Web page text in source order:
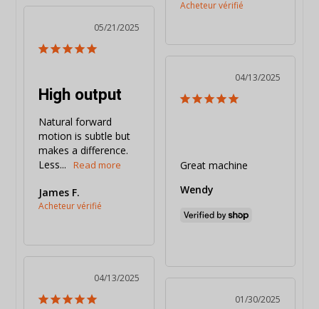
05/21/2025
High output
Natural forward
motion is subtle but
makes a difference.
Less...
James F.
04/13/2025
Great machine
Wendy
04/13/2025
01/30/2025